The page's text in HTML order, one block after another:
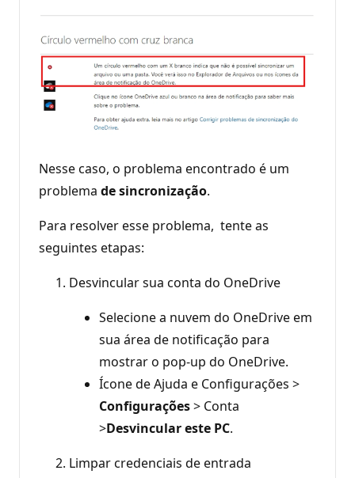
Nesse caso, o problema encontrado é um
problema de sincronização.
Para resolver esse problema, tente as
seguintes etapas:
Desvincular sua conta do OneDrive
Selecione a nuvem do OneDrive em
sua área de notificação para
mostrar o pop-up do OneDrive.
Ícone de Ajuda e Configurações >
Configurações> Conta
>Desvincular este PC.
Limpar credenciais de entrada